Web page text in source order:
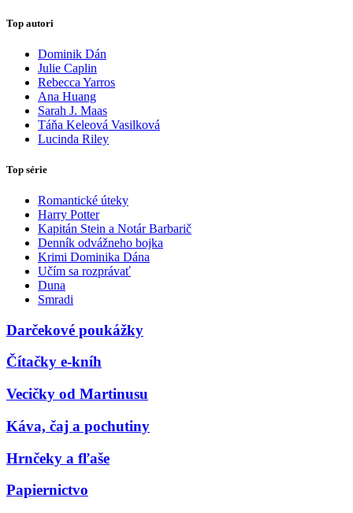
Top autori
Dominik Dán
Julie Caplin
Rebecca Yarros
Ana Huang
Sarah J. Maas
Táňa Keleová Vasilková
Lucinda Riley
Top série
Romantické úteky
Harry Potter
Kapitán Stein a Notár Barbarič
Denník odvážneho bojka
Krimi Dominika Dána
Učím sa rozprávať
Duna
Smradi
Darčekové poukážky
Čítačky e-kníh
Vecičky od Martinusu
Káva, čaj a pochutiny
Hrnčeky a fľaše
Papiernictvo